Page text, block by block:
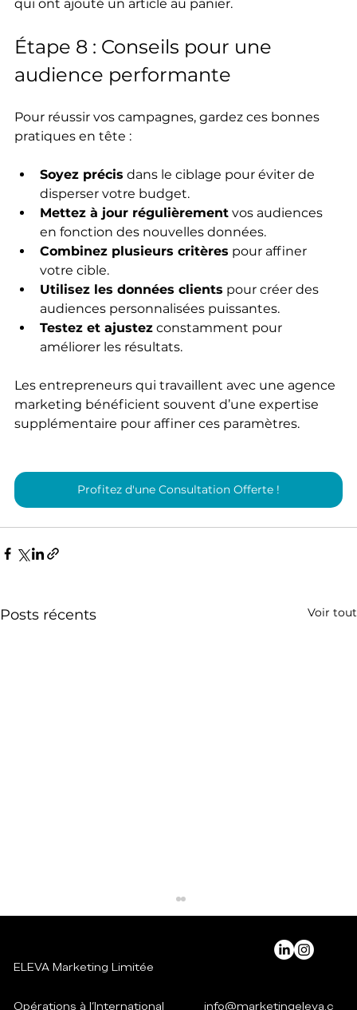
qui ont ajouté un article au panier.
Étape 8 : Conseils pour une
audience performante
Pour réussir vos campagnes, gardez ces bonnes
pratiques en tête :
Soyez précis dans le ciblage pour éviter de
disperser votre budget.
Mettez à jour régulièrement vos audiences
en fonction des nouvelles données.
Combinez plusieurs critères pour affiner
votre cible.
Utilisez les données clients pour créer des
audiences personnalisées puissantes.
Testez et ajustez constamment pour
améliorer les résultats.
Les entrepreneurs qui travaillent avec une agence
marketing bénéficient souvent d’une expertise
supplémentaire pour affiner ces paramètres.
Profitez d'une Consultation Offerte !
Posts récents Voir tout
ELEVA Marketing Limitée
Opérations à l'International info@marketingeleva.c